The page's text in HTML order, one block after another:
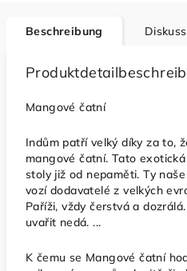
Beschreibung
Mangové čatní
Indům patří velký díky za to,
mangové čatní. Tato
stoly již od nepaměti. Ty
vozí dodavatelé z velkých
Paříži, vždy čerstvá a
uvařit nedá. ...
K čemu se Mangové čatní